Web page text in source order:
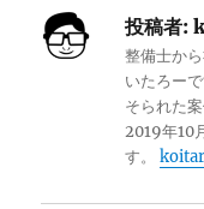
投稿者:
整備士か
いたろー
そられた
2019年10
す。